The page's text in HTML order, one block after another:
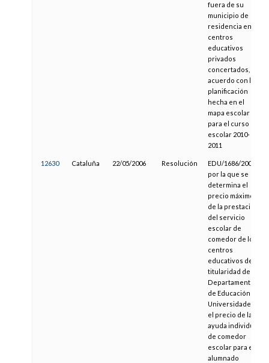
fuera de su
municipio de
residencia en
centros
educativos
privados
concertados, de
acuerdo con la
planificación
hecha en el
mapa escolar
para el curso
escolar 2010-
2011
12630 Cataluña 22/05/2006 Resolución
EDU/1686/2006,
por la que se
determina el
precio máximo
de la prestación
del servicio
escolar de
comedor de los
centros
educativos de
titularidad del
Departamento
de Educación y
Universidades y
el precio de la
ayuda individual
de comedor
escolar para el
alumnado